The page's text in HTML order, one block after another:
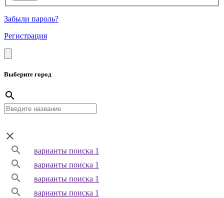
Забыли пароль?
Регистрация
Выберите город
варианты поиска 1
варианты поиска 1
варианты поиска 1
варианты поиска 1